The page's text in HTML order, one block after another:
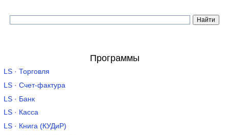
Программы
LS · Торговля
LS · Счет-фактура
LS · Банк
LS · Касса
LS · Книга (КУДиР)